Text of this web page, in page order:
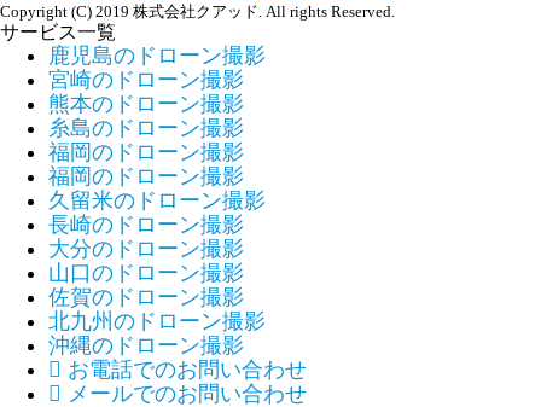
Copyright (C) 2019 株式会社クアッド. All rights Reserved.
サービス一覧
鹿児島のドローン撮影
宮崎のドローン撮影
熊本のドローン撮影
糸島のドローン撮影
福岡のドローン撮影
福岡のドローン撮影
久留米のドローン撮影
長崎のドローン撮影
大分のドローン撮影
山口のドローン撮影
佐賀のドローン撮影
北九州のドローン撮影
沖縄のドローン撮影
 お電話でのお問い合わせ
 メールでのお問い合わせ